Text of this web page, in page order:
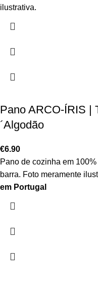
ilustrativa.
Pano ARCO-ÍRIS |
´Algodão
€6.90
Pano de cozinha em
barra. Foto meramente
em Portugal